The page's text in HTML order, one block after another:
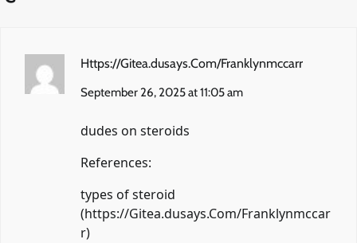
Https://Gitea.dusays.Com/Franklynmccarr
September 26, 2025 at 11:05 am
dudes on steroids
References:
types of steroid
(https://Gitea.dusays.Com/Franklynmccar
r)